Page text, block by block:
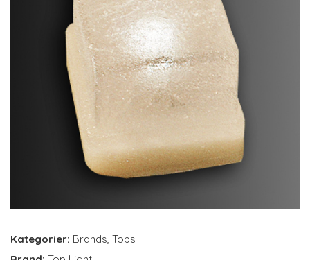
Kategorier: Brands, Tops